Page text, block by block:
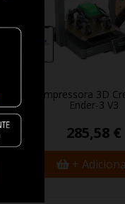
Impressora 3D
Ender-3 V3
285,58 €
+